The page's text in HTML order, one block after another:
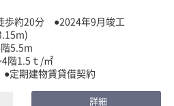
歩約20分 ●2024年9月竣工
5.5m
階1.5ｔ/㎡
定期建物賃貸借契約
詳細